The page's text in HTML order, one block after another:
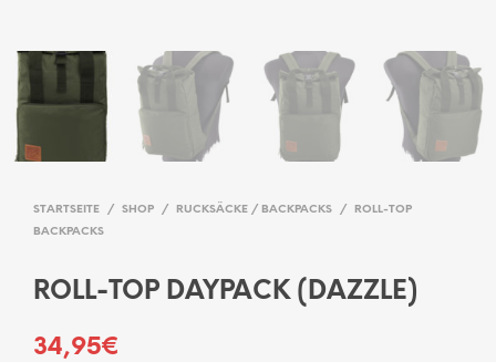
STARTSEITE / SHOP / RUCKSÄCKE / BACKPACKS /
ROLL-TOP
BACKPACKS
ROLL-TOP DAYPACK (DAZZLE)
34,95€